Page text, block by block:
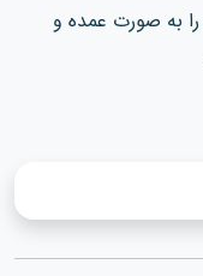
به صورت عمده و